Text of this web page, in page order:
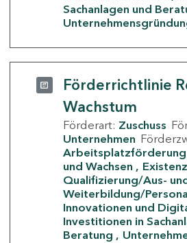
Sachanlagen und
Förderrichtlinie
Wachstum
Förderart: Zuschuss
Unternehmen
Arbeitsplatzförderung
und Wachsen
Qualifizierung/Aus-
Weiterbildung/
Innovationen und
Investitionen in
Beratung